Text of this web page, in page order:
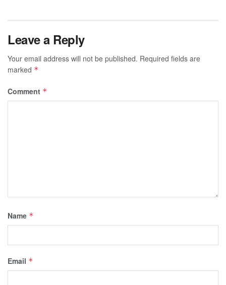
Leave a Reply
Your email address will not be published. Required fields are
marked *
Comment *
Name *
Email *